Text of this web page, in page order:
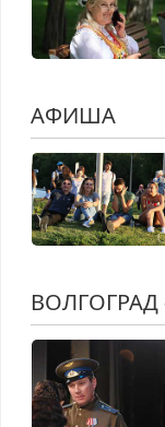
АФИША
ВОЛГОГРАД